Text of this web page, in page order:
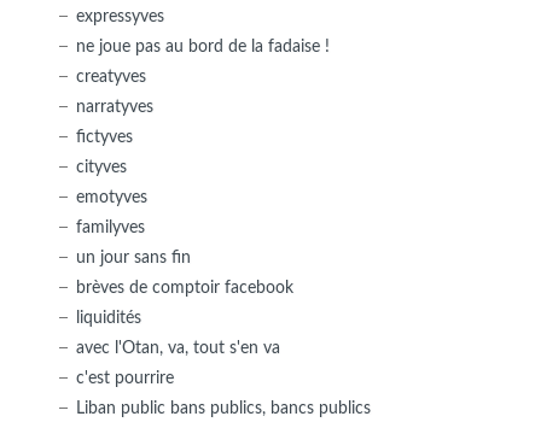
expressyves
ne joue pas au bord de la fadaise !
creatyves
narratyves
fictyves
cityves
emotyves
familyves
un jour sans fin
brèves de comptoir facebook
liquidités
avec l'Otan, va, tout s'en va
c'est pourrire
Liban public bans publics, bancs publics